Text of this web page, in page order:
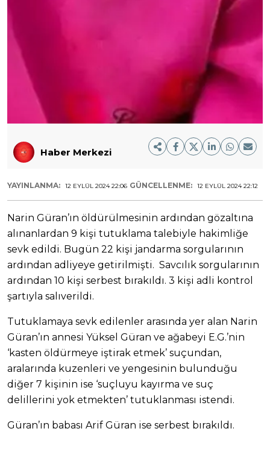
Haber Merkezi
YAYINLANMA: 12 EYLÜL 2024 22:06 GÜNCELLENME: 12 EYLÜL 2024 22:12
Narin Güran’ın öldürülmesinin ardından gözaltına
alınanlardan 9 kişi tutuklama talebiyle hakimliğe
sevk edildi. Bugün 22 kişi jandarma sorgularının
ardından adliyeye getirilmişti. Savcılık sorgularının
ardından 10 kişi serbest bırakıldı. 3 kişi adli kontrol
şartıyla salıverildi.
Tutuklamaya sevk edilenler arasında yer alan Narin
Güran’ın annesi Yüksel Güran ve ağabeyi E.G.’nin
‘kasten öldürmeye iştirak etmek’ suçundan,
aralarında kuzenleri ve yengesinin bulunduğu
diğer 7 kişinin ise ‘suçluyu kayırma ve suç
delillerini yok etmekten’ tutuklanması istendi.
Güran’ın babası Arif Güran ise serbest bırakıldı.